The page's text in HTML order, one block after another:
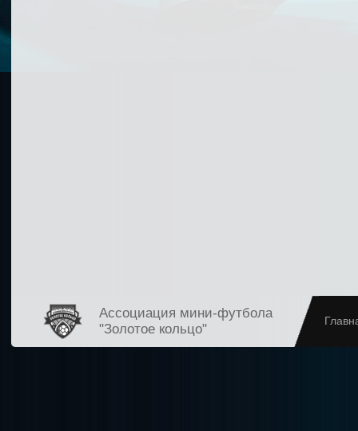
Ассоциация мини-футбола
"Золотое кольцо"